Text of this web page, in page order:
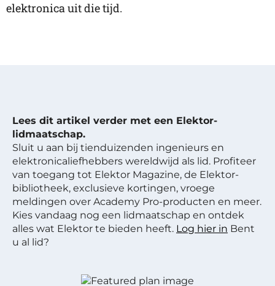
elektronica uit die tijd.
Lees dit artikel verder met een Elektor-
lidmaatschap.
Sluit u aan bij tienduizenden ingenieurs en
elektronicaliefhebbers wereldwijd als lid. Profiteer
van toegang tot Elektor Magazine, de Elektor-
bibliotheek, exclusieve kortingen, vroege
meldingen over Academy Pro-producten en meer.
Kies vandaag nog een lidmaatschap en ontdek
alles wat Elektor te bieden heeft. Log hier in Bent
u al lid?